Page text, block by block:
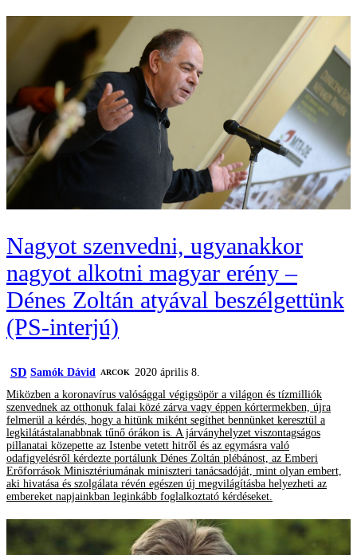
Nagyot szenvedni, ugyanakkor
nagyot alkotni magyar erény –
Dénes Zoltán atyával beszélgettünk
(PS-interjú)
SD Samók Dávid ARCOK
2020 április 8.
Miközben a koronavírus valósággal végigsöpör a világon és tízmilliók
szenvednek az otthonuk falai közé zárva vagy éppen kórtermekben, újra
felmerül a kérdés, hogy a hitünk miként segíthet bennünket keresztül a
legkilátástalanabbnak tűnő órákon is. A járványhelyzet viszontagságos
pillanatai közepette az Istenbe vetett hitről és az egymásra való
odafigyelésről kérdezte portálunk Dénes Zoltán plébánost, az Emberi
Erőforrások Minisztériumának miniszteri tanácsadóját, mint olyan embert,
aki hivatása és szolgálata révén egészen új megvilágításba helyezheti az
embereket napjainkban leginkább foglalkoztató kérdéseket.